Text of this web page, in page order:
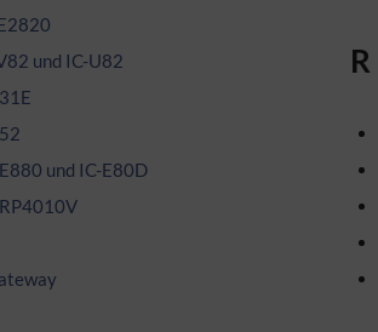
und IC-U82
und IC-E80D
R